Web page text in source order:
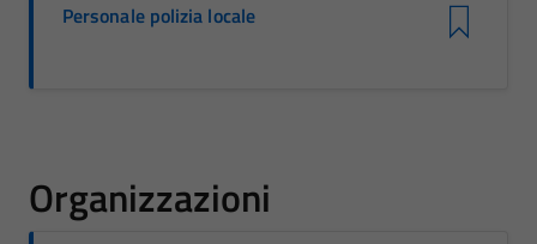
Personale polizia locale
Organizzazioni